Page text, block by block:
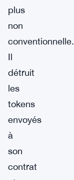
plus
non
conventionnelle.
Il
détruit
les
tokens
envoyés
à
son
contrat